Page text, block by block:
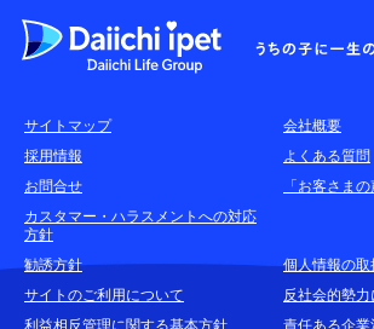
各種お問合せ窓口
耳や言葉の不自由なお客さまのお問
お申込みをご検討中のお客さま
(商品に関するお問合せ・資料請求)
資料請求はこちら
サイトマップ
会社概要
採用情報
よくある質問
お問合せ
「お客さま
カスタマー・ハラスメントへの対応
方針
勧誘方針
個人情報の
サイトのご利用について
反社会的勢
利益相反管理に関する基本方針
責任ある企